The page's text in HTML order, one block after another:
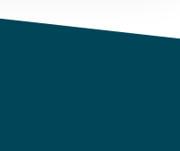
del sitio web con
publicidad y análisis